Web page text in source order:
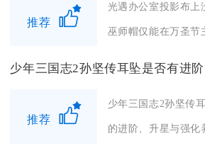
推荐
光遇办公室投影布上
巫师帽仅能在万圣节
少年三国志2孙坚传耳坠是否有进阶
推荐
少年三国志2孙坚传
的进阶、升星与强化